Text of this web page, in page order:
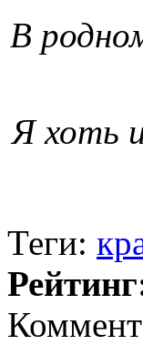
В
Я хоть
Теги: